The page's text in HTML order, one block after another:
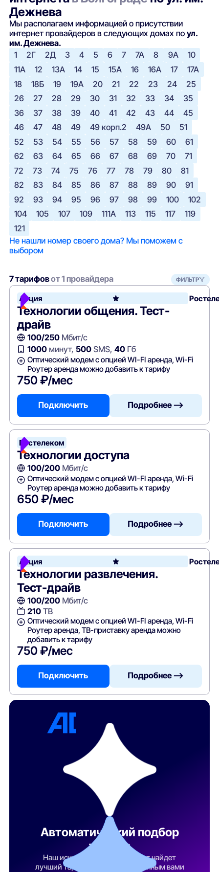
Дежнева
Мы располагаем информацией о присутствии
интернет провайдеров в следующих домах поул.
им. Дежнева.
1
2Г 2Д 3 4 5 6 7 7А 8 9А
10
11А
12 13А 14 15 15А 16 16А 17
17А
18
18Б 19 19А 20 21 22 23 24
25
26
27 28 29 30 31 32 33 34
35
36
37 38 39 40 41 42 43 44
45
46
47 48 49 49 корп.2 49А 50
51
52
53 54 55 56 57 58 59 60
61
62
63 64 65 66 67 68 69 70
71
72
73 74 75 76 77 78 79 80
81
82
83 84 85 86 87 88 89 90
91
92
93 94 95 96 97 98 99 100
102
104
105 107 109 111А 113 115 117
119
121
Не нашли номер своего дома? Мы поможем с
выбором
7 тарифовот 1 провайдера ФИЛЬТР
Акция
Технологии общения. Тест-
драйв
100/250Мбит/с
1000минут, 500SMS, 40Гб
Оптический модем с опцией WI-FI аренда, Wi-Fi
Роутер аренда можно добавить к тарифу
750 ₽/мес
Подключить Подробнее —>
Ростелеком
Технологии доступа
100/200Мбит/с
Оптический модем с опцией WI-FI аренда, Wi-Fi
Роутер аренда можно добавить к тарифу
650 ₽/мес
Подключить Подробнее —>
Акция
Технологии развлечения.
Тест-драйв
100/200Мбит/с
210ТВ
Оптический модем с опцией WI-FI аренда, Wi-Fi
Роутер аренда, ТВ-приставку аренда можно
добавить к тарифу
750 ₽/мес
Подключить Подробнее —>
Автоматический подбор
тарифа
Наш искусственный интеллект найдет
лучший тарифный план по указанным вами